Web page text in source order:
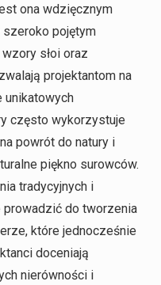
ona wdzięcznym
szeroko pojętym
słoi oraz
projektantom na
unikatowych
często wykorzystuje
powrót do natury i
piękno surowców.
tradycyjnych i
do tworzenia
które jednocześnie
doceniają
nierówności i